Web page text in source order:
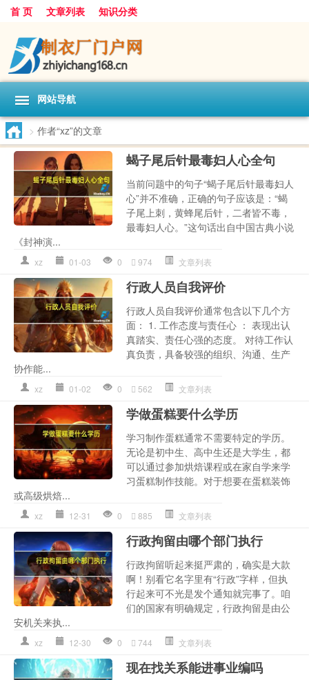
首 页 文章列表 知识分类
网站导航
> 作者“xz”的文章
蝎子尾后针最毒妇人心全句
当前问题中的句子“蝎子尾后针最毒妇人
心”并不准确，正确的句子应该是：“蝎
子尾上刺，黄蜂尾后针，二者皆不毒，
最毒妇人心。”这句话出自中国古典小说
《封神演...
xz 01-03 0 974 文章列表
行政人员自我评价
行政人员自我评价通常包含以下几个方
面： 1. 工作态度与责任心 ： 表现出认
真踏实、责任心强的态度。 对待工作认
真负责，具备较强的组织、沟通、生产
协作能...
xz 01-02 0 562 文章列表
学做蛋糕要什么学历
学习制作蛋糕通常不需要特定的学历。
无论是初中生、高中生还是大学生，都
可以通过参加烘焙课程或在家自学来学
习蛋糕制作技能。对于想要在蛋糕装饰
或高级烘焙...
xz 12-31 0 885 文章列表
行政拘留由哪个部门执行
行政拘留听起来挺严肃的，确实是大款
啊！别看它名字里有“行政”字样，但执
行起来可不光是发个通知就完事了。咱
们的国家有明确规定，行政拘留是由公
安机关来执...
xz 12-30 0 744 文章列表
现在找关系能进事业编吗